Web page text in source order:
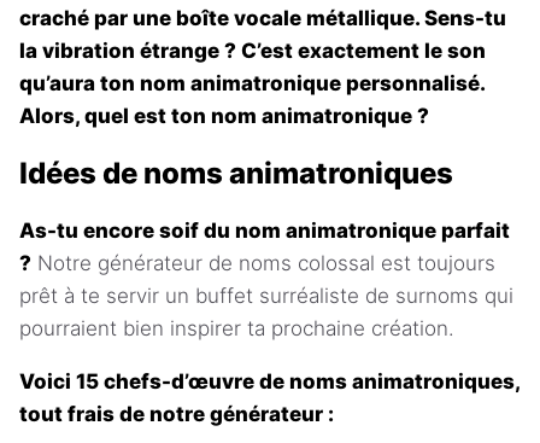
craché par une boîte vocale métallique. Sens-tu
la vibration étrange ? C’est exactement le son
qu’aura ton nom animatronique personnalisé.
Alors, quel est ton nom animatronique ?
Idées de noms animatroniques
As-tu encore soif du nom animatronique parfait
? Notre générateur de noms colossal est toujours
prêt à te servir un buffet surréaliste de surnoms qui
pourraient bien inspirer ta prochaine création.
Voici 15 chefs-d’œuvre de noms animatroniques,
tout frais de notre générateur :